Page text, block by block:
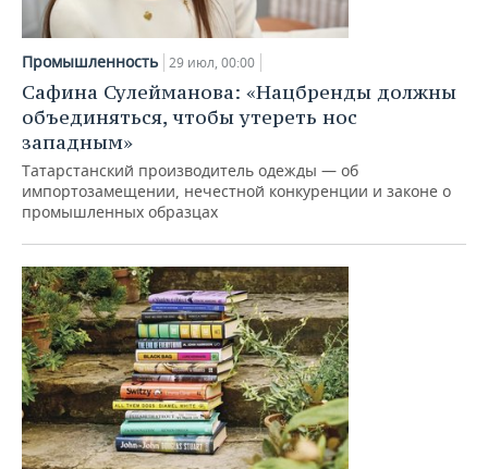
Промышленность 29 июл, 00:00
Сафина Сулейманова: «Нацбренды должны
объединяться, чтобы утереть нос
западным»
Татарстанский производитель одежды — об
импортозамещении, нечестной конкуренции и законе о
промышленных образцах